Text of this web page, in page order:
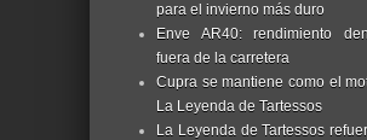
para el invierno más duro
Enve AR40: rendimiento
fuera de la carretera
Cupra se mantiene como el
La Leyenda de Tartessos
La Leyenda de Tartessos